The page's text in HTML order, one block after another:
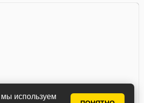
мы используем